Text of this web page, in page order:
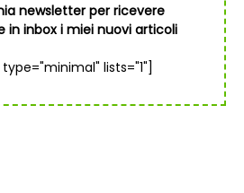
newsletter per ricevere
inbox i miei nuovi articoli
lists="1"]